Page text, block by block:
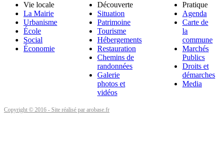
Vie locale
La Mairie
Urbanisme
École
Social
Économie
Découverte
Situation
Patrimoine
Tourisme
Hébergements
Restauration
Chemins de
randonnées
Galerie
photos et
vidéos
Pratique
Agenda
Carte de
la
commune
Marchés
Publics
Droits et
démarches
Media
Copyright © 2016 - Site réalisé par arobase.fr